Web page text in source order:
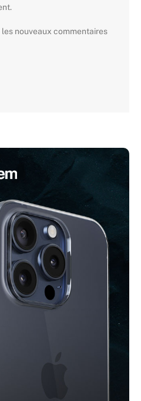
nouveaux commentaires